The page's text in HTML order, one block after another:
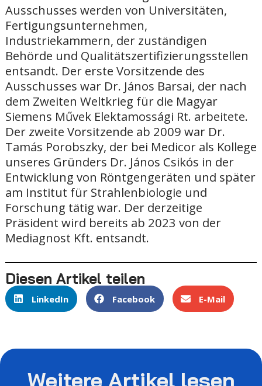
Ausschusses werden von Universitäten,
Fertigungsunternehmen,
Industriekammern, der zuständigen
Behörde und Qualitätszertifizierungsstellen
entsandt. Der erste Vorsitzende des
Ausschusses war Dr. János Barsai, der nach
dem Zweiten Weltkrieg für die Magyar
Siemens Művek Elektamossági Rt. arbeitete.
Der zweite Vorsitzende ab 2009 war Dr.
Tamás Porobszky, der bei Medicor als Kollege
unseres Gründers Dr. János Csikós in der
Entwicklung von Röntgengeräten und später
am Institut für Strahlenbiologie und
Forschung tätig war. Der derzeitige
Präsident wird bereits ab 2023 von der
Mediagnost Kft. entsandt.
Diesen Artikel teilen
LinkedIn Facebook E-Mail
Weitere Artikel lesen